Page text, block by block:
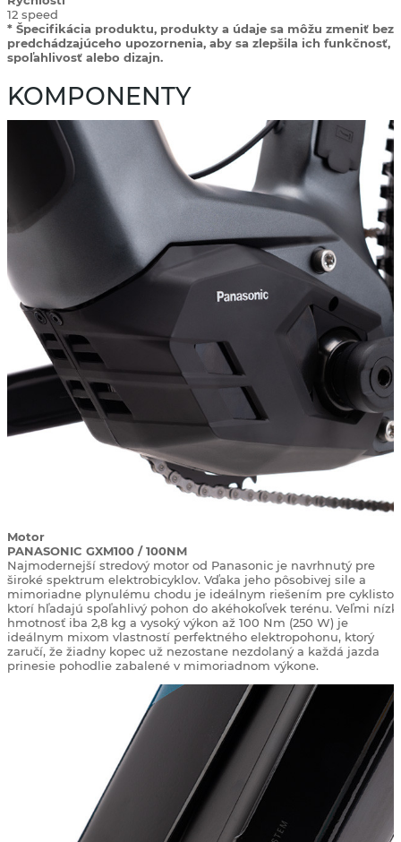
12 speed
* Špecifikácia produktu, produkty a údaje sa môžu zmeniť bez
predchádzajúceho upozornenia, aby sa zlepšila ich funkčnosť,
spoľahlivosť alebo dizajn.
KOMPONENTY
Motor
PANASONIC GXM100 / 100NM
Najmodernejší stredový motor od Panasonic je navrhnutý pre
široké spektrum elektrobicyklov. Vďaka jeho pôsobivej sile a
mimoriadne plynulému chodu je ideálnym riešením pre
ktorí hľadajú spoľahlivý pohon do akéhokoľvek terénu. Veľmi
hmotnosť iba 2,8 kg a vysoký výkon až 100 Nm (250 W) je
ideálnym mixom vlastností perfektného elektropohonu, ktorý
zaručí, že žiadny kopec už nezostane nezdolaný a každá jazda
prinesie pohodlie zabalené v mimoriadnom výkone.